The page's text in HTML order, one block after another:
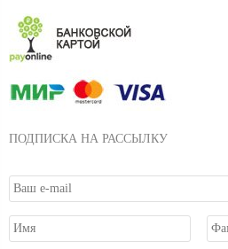
ПОДПИСКА НА РАССЫЛКУ